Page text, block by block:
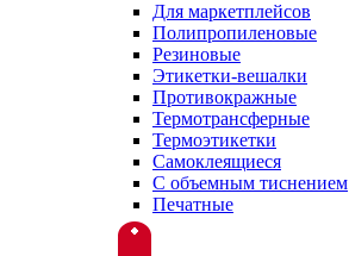
Для маркетплейсов
Полипропиленовые
Резиновые
Этикетки-вешалки
Противокражные
Термотрансферные
Термоэтикетки
Самоклеящиеся
С объемным тиснением
Печатные